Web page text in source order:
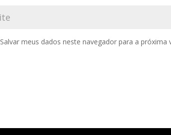
Salvar meus dados neste navegador para a próxima